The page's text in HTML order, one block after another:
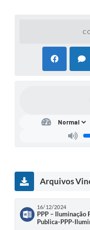
Arquivos
16/12/2024
PPP –
Publica-PPP-